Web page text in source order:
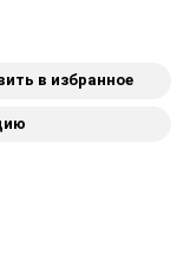
в избранное